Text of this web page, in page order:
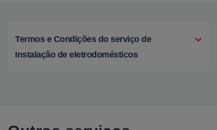
Termos e Condições do serviço de
Instalação de eletrodomésticos